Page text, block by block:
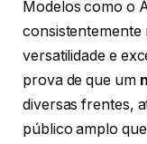
Modelos como o
versatilidade e
prova de que um
diversas frentes,
público amplo